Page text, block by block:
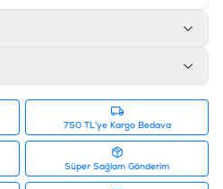
yumuşak yüzeyi, hassas cildi
hijyen sağlar. Yürüyüş
durumlarda kurtarıcı
bir
kapak sistemi
tamamı, son kullanımına
korur.
750 TL'ye Kargo Bedava
Süper Sağlam Gönderim